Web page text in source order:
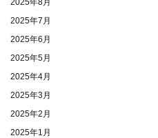
2025年8月
2025年7月
2025年6月
2025年5月
2025年4月
2025年3月
2025年2月
2025年1月